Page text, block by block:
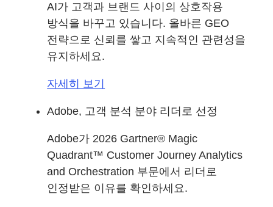
AI가 고객과 브랜드 사이의 상호작용
방식을 바꾸고 있습니다. 올바른 GEO
전략으로 신뢰를 쌓고 지속적인 관련성을
유지하세요.
자세히 보기
Adobe, 고객 분석 분야 리더로 선정
Adobe가 2026 Gartner® Magic
Quadrant™ Customer Journey Analytics
and Orchestration 부문에서 리더로
인정받은 이유를 확인하세요.